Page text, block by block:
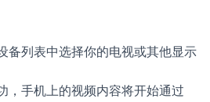
备列表中选择你的电视或其他显示
，手机上的视频内容将开始通过